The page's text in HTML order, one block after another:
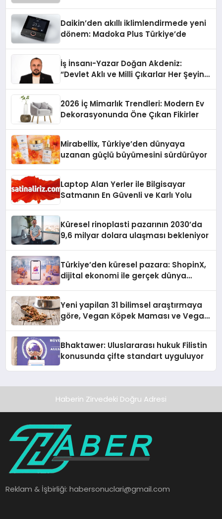
Daikin’den akıllı iklimlendirmede yeni
dönem: Madoka Plus Türkiye’de
İş İnsanı-Yazar Doğan Akdeniz:
“Devlet Aklı ve Milli Çıkarlar Her Şeyin
2026 İç Mimarlık Trendleri: Modern Ev
Dekorasyonunda Öne Çıkan Fikirler
Mirabellix, Türkiye’den dünyaya
uzanan güçlü büyümesini sürdürüyor
Laptop Alan Yerler ile Bilgisayar
Satmanın En Güvenli ve Karlı Yolu
Küresel rinoplasti pazarının 2030’da
9,6 milyar dolara ulaşması bekleniyor
Türkiye’den küresel pazara: ShopinX,
dijital ekonomi ile gerçek dünya
Yeni yapilan 31 bilimsel araştırmaya
göre, Vegan Köpek Maması ve Vegan
Bhaktawer: Uluslararası hukuk Filistin
konusunda çifte standart uyguluyor
Haberin Zirvedeki Doğru Adresi
Reklam & İşbirliği:habersonuclari@gmail.com